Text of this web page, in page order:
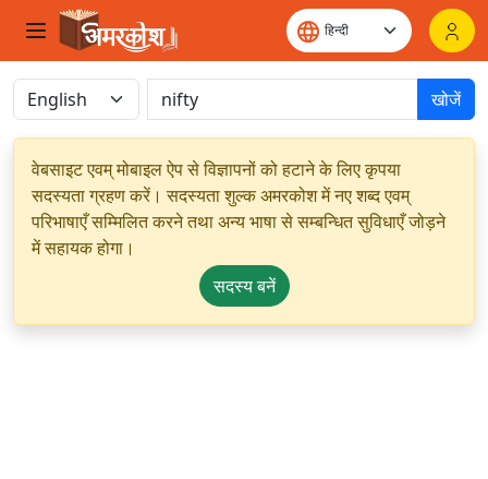
खोजें
वेबसाइट एवम् मोबाइल ऐप से विज्ञापनों को हटाने के लिए कृपया
सदस्यता ग्रहण करें। सदस्यता शुल्क अमरकोश में नए शब्द एवम्
परिभाषाएँ सम्मिलित करने तथा अन्य भाषा से सम्बन्धित सुविधाएँ जोड़ने
में सहायक होगा।
सदस्य बनें